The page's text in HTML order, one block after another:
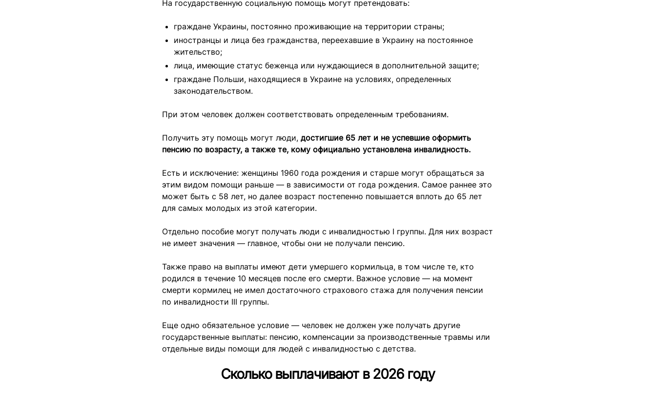
На государственную социальную помощь могут претендовать:
граждане Украины, постоянно проживающие на территории страны;
иностранцы и лица без гражданства, переехавшие в Украину на постоянное
жительство;
лица, имеющие статус беженца или нуждающиеся в дополнительной защите;
граждане Польши, находящиеся в Украине на условиях, определенных
законодательством.
При этом человек должен соответствовать определенным требованиям.
Получить эту помощь могут люди, достигшие 65 лет и не успевшие оформить
пенсию по возрасту, а также те, кому официально установлена инвалидность.
Есть и исключение: женщины 1960 года рождения и старше могут обращаться за
этим видом помощи раньше — в зависимости от года рождения. Самое раннее это
может быть с 58 лет, но далее возраст постепенно повышается вплоть до 65 лет
для самых молодых из этой категории.
Отдельно пособие могут получать люди с инвалидностью I группы. Для них возраст
не имеет значения — главное, чтобы они не получали пенсию.
Также право на выплаты имеют дети умершего кормильца, в том числе те, кто
родился в течение 10 месяцев после его смерти. Важное условие — на момент
смерти кормилец не имел достаточного страхового стажа для получения пенсии
по инвалидности III группы.
Еще одно обязательное условие — человек не должен уже получать другие
государственные выплаты: пенсию, компенсации за производственные травмы или
отдельные виды помощи для людей с инвалидностью с детства.
Сколько выплачивают в 2026 году